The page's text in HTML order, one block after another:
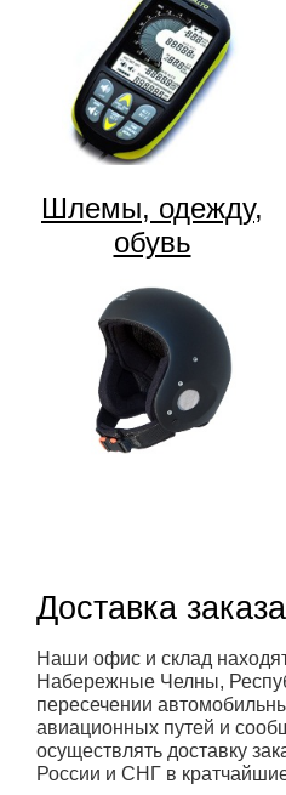
Шлемы, одежду,
обувь
Доставка заказа
Наши офис и склад
Набережные Челны,
пересечении
авиационных путей и
осуществлять доставку
России и СНГ в